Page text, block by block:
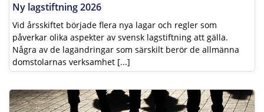
Ny lagstiftning 2026
Vid årsskiftet började flera nya lagar och regler som
påverkar olika aspekter av svensk lagstiftning att gälla.
Några av de lagändringar som särskilt berör de allmänna
domstolarnas verksamhet [...]